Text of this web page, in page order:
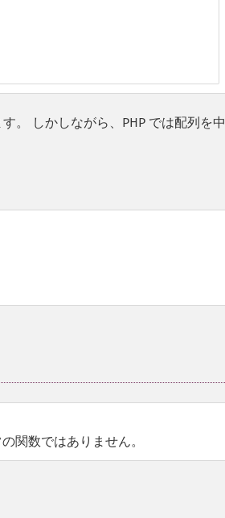
。 しかしながら、PHP では配列を中
関数ではありません。